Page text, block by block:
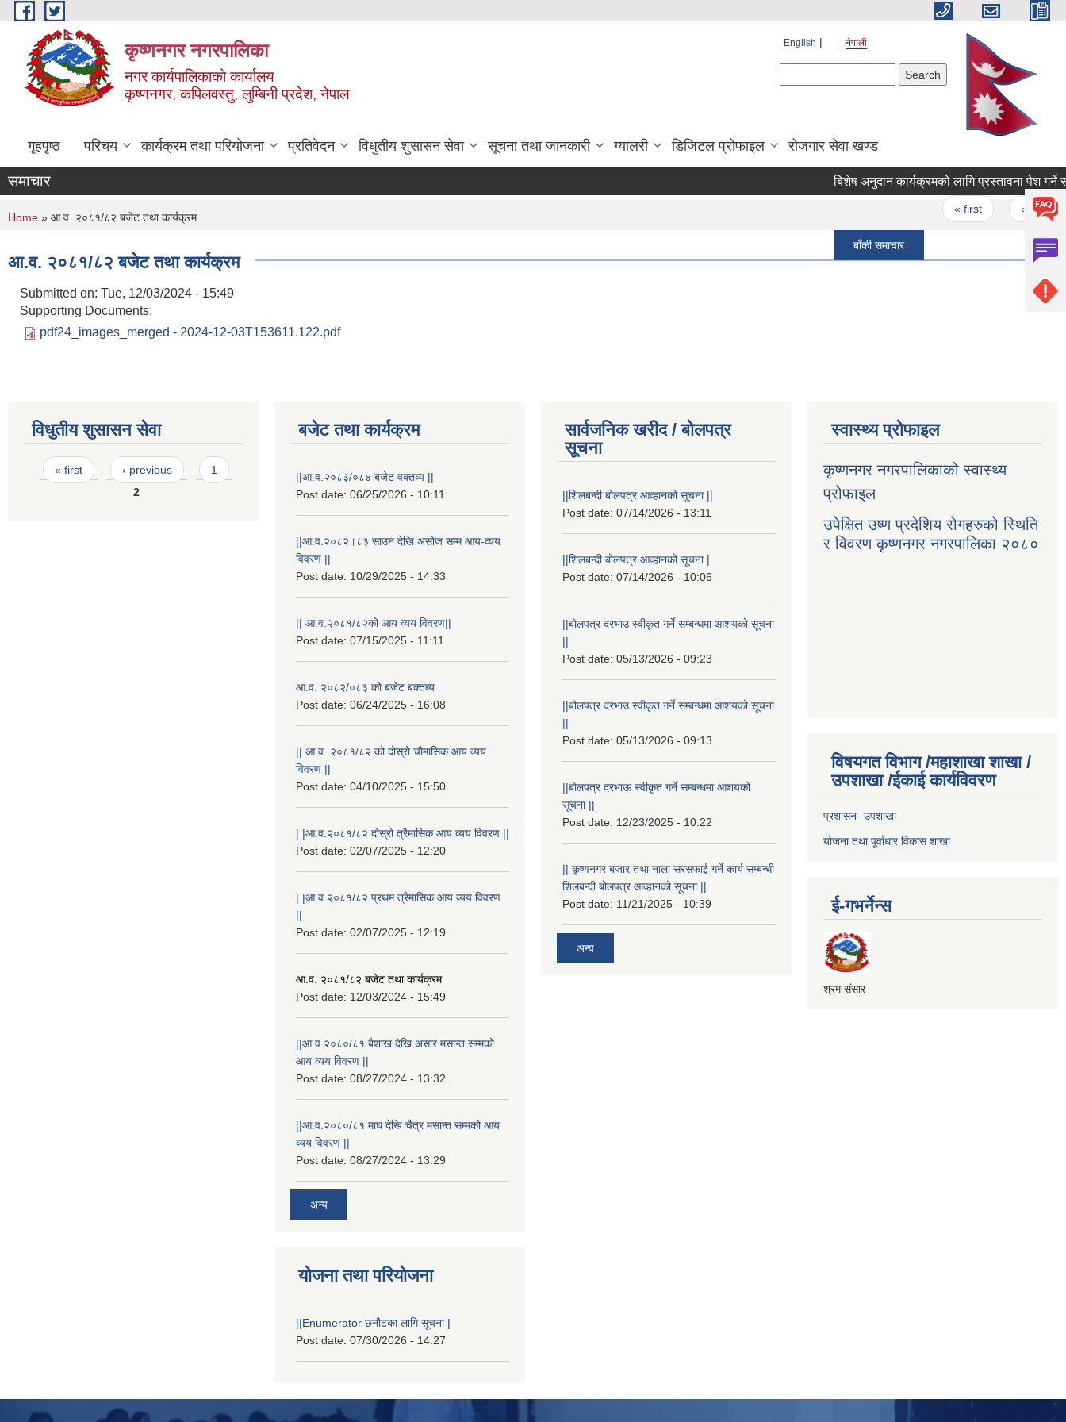
Skip to main content
कृष्णनगर नगरपालिका
नगर कार्यपालिकाको कार्यालय
कृष्णनगर, कपिलवस्तु, लुम्बिनी प्रदेश, नेपाल
English नेपाली
गृहपृष्ठ परिचय कार्यक्रम तथा परियोजना प्रतिवेदन विधुतीय शुसासन सेवा सूचना तथा जानकारी ग्यालरी डिजिटल प्रोफाइल रोजगार सेवा खण्ड
समाचार बिशेष अनुदान कार्यक्रमको लागि प्रस्तावना पेश गर्ने
« first ‹ previous
बाँकी समाचार
You are here
Home » आ.व. २०८१/८२ बजेट तथा कार्यक्रम
आ.व. २०८१/८२ बजेट तथा कार्यक्रम
Submitted on: Tue, 12/03/2024 - 15:49
Supporting Documents:
pdf24_images_merged - 2024-12-03T153611.122.pdf
विधुतीय शुसासन सेवा
Pages
« first ‹ previous
1
2
बजेट तथा कार्यक्रम
||आ.व.२०८३/०८४ बजेट वक्तव्य ||
Post date: 06/25/2026 - 10:11
||आ.व.२०८२।८३ साउन देखि असोज सम्म आय-व्यय
विवरण ||
Post date: 10/29/2025 - 14:33
|| आ.व.२०८१/८२को आय व्यय विवरण||
Post date: 07/15/2025 - 11:11
आ.व. २०८२/०८३ को बजेट बक्तब्य
Post date: 06/24/2025 - 16:08
|| आ.व. २०८१/८२ को दोस्रो चौमासिक आय व्यय
विवरण ||
Post date: 04/10/2025 - 15:50
| |आ.व.२०८१/८२ दोस्रो त्रैमासिक आय व्यय विवरण ||
Post date: 02/07/2025 - 12:20
| |आ.व.२०८१/८२ प्रथम त्रैमासिक आय व्यय विवरण
||
Post date: 02/07/2025 - 12:19
आ.व. २०८१/८२ बजेट तथा कार्यक्रम
Post date: 12/03/2024 - 15:49
||आ.व.२०८०/८१ बैशाख देखि असार मसान्त सम्मको
आय व्यय विवरण ||
Post date: 08/27/2024 - 13:32
||आ.व.२०८०/८१ माघ देखि चैत्र मसान्त सम्मको आय
व्यय विवरण ||
Post date: 08/27/2024 - 13:29
अन्य
योजना तथा परियोजना
||Enumerator छनौटका लागि सूचना |
Post date: 07/30/2026 - 14:27
सार्वजनिक खरीद / बोलपत्र
सूचना
||शिलबन्दी बोलपत्र आव्हानको सूचना ||
Post date: 07/14/2026 - 13:11
||शिलबन्दी बोलपत्र आव्हानको सूचना |
Post date: 07/14/2026 - 10:06
||बोलपत्र दरभाउ स्वीकृत गर्ने सम्बन्धमा आशयको सूचना
||
Post date: 05/13/2026 - 09:23
||बोलपत्र दरभाउ स्वीकृत गर्ने सम्बन्धमा आशयको सूचना
||
Post date: 05/13/2026 - 09:13
||बोलपत्र दरभाऊ स्वीकृत गर्ने सम्बन्धमा आशयको
सूचना ||
Post date: 12/23/2025 - 10:22
|| कृष्णनगर बजार तथा नाला सरसफाई गर्ने कार्य सम्बन्धी
शिलबन्दी बोलपत्र आव्हानको सूचना ||
Post date: 11/21/2025 - 10:39
अन्य
स्वास्थ्य प्रोफाइल
कृष्णनगर नगरपालिकाको स्वास्थ्य
प्रोफाइल
उपेक्षित उष्ण प्रदेशिय रोगहरुको स्थिति
र विवरण कृष्णनगर नगरपालिका २०८०
विषयगत विभाग /महाशाखा शाखा /
उपशाखा /ईकाई कार्यविवरण
प्रशासन -उपशाखा
योजना तथा पूर्वाधार विकास शाखा
ई-गभर्नेन्स
श्रम संसार